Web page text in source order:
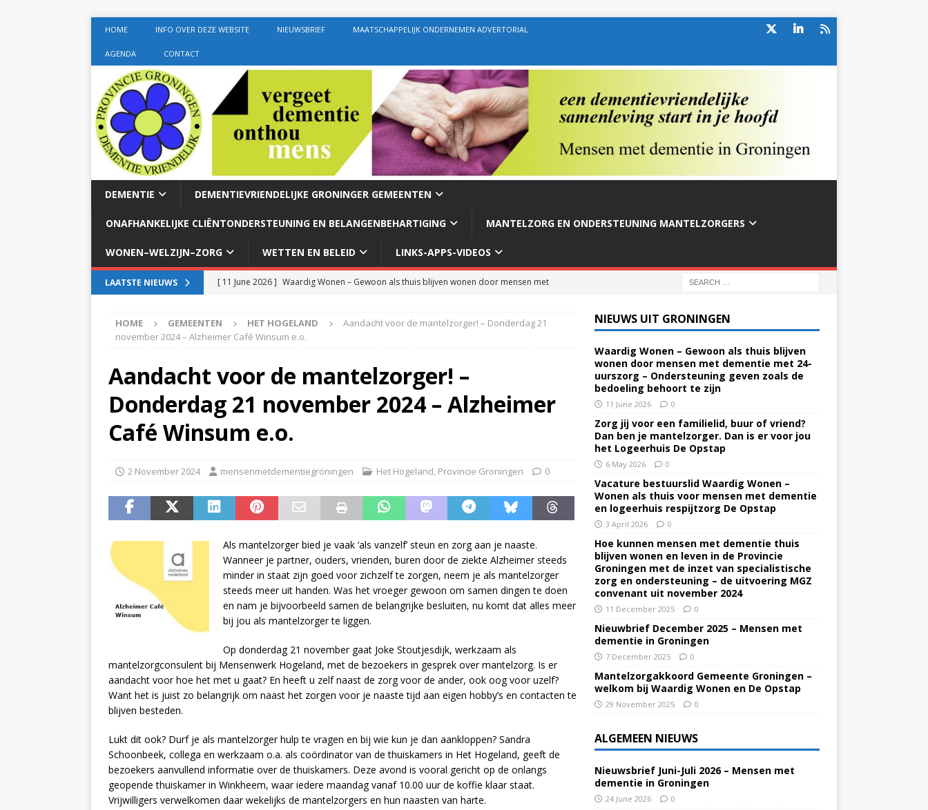
HOME INFO OVER DEZE WEBSITE NIEUWSBRIEF MAATSCHAPPELIJK ONDERNEMEN ADVERTORIAL
AGENDA CONTACT
DEMENTIE DEMENTIEVRIENDELIJKE GRONINGER GEMEENTEN
ONAFHANKELIJKE CLIËNTONDERSTEUNING EN BELANGENBEHARTIGING MANTELZORG EN ONDERSTEUNING MANTELZORGERS
WONEN–WELZIJN–ZORG WETTEN EN BELEID LINKS-APPS-VIDEOS
LAATSTE NIEUWS [ 11 June 2026 ] Waardig Wonen – Gewoon als thuis blijven wonen door mensen met
APPINGEDAM
is er voor jou het Logeerhuis De Opstap
GRONINGEN
[ 3 May 2026 ] Nieuwsbrief Mei 2026 – Mensen met dementie in Groningen
ALGEMEEN
ALGEMEEN NIEUWS
ALGEMEEN NIEUWS
HOME GEMEENTEN HET HOGELAND
Aandacht voor de mantelzorger! – Donderdag 21
november 2024 – Alzheimer Café Winsum e.o.
Aandacht voor de mantelzorger! –
Donderdag 21 november 2024 – Alzheimer
Café Winsum e.o.
2 November 2024 mensenmetdementiegroningen Het Hogeland Provincie Groningen 0
Als mantelzorger bied je vaak ‘als vanzelf’ steun en zorg aan je naaste.
Wanneer je partner, ouders, vrienden, buren door de ziekte Alzheimer steeds
minder in staat zijn goed voor zichzelf te zorgen, neem je als mantelzorger
steeds meer uit handen. Was het vroeger gewoon om samen dingen te doen
en nam je bijvoorbeeld samen de belangrijke besluiten, nu komt dat alles meer
bij jou als mantelzorger te liggen.
Op donderdag 21 november gaat Joke Stoutjesdijk, werkzaam als
mantelzorgconsulent bij Mensenwerk Hogeland, met de bezoekers in gesprek over mantelzorg. Is er
aandacht voor hoe het met u gaat? En heeft u zelf naast de zorg voor de ander, ook oog voor uzelf?
Want het is juist zo belangrijk om naast het zorgen voor je naaste tijd aan eigen hobby’s en contacten te
blijven besteden.
Lukt dit ook? Durf je als mantelzorger hulp te vragen en bij wie kun je dan aankloppen? Sandra
Schoonbeek, collega en werkzaam o.a. als coördinator van de thuiskamers in Het Hogeland, geeft de
bezoekers aanvullend informatie over de thuiskamers. Deze avond is vooral gericht op de onlangs
geopende thuiskamer in Winkheem, waar iedere maandag vanaf 10.00 uur de koffie klaar staat.
Vrijwilligers verwelkomen daar wekelijks de mantelzorgers en hun naasten van harte.
NIEUWS UIT GRONINGEN
Waardig Wonen – Gewoon als thuis blijven
wonen door mensen met dementie met 24-
uurszorg – Ondersteuning geven zoals de
bedoeling behoort te zijn
11 June 2026 0
Zorg jij voor een familielid, buur of vriend?
Dan ben je mantelzorger. Dan is er voor jou
het Logeerhuis De Opstap
6 May 2026 0
Vacature bestuurslid Waardig Wonen –
Wonen als thuis voor mensen met dementie
en logeerhuis respijtzorg De Opstap
3 April 2026 0
Hoe kunnen mensen met dementie thuis
blijven wonen en leven in de Provincie
Groningen met de inzet van specialistische
zorg en ondersteuning – de uitvoering MGZ
convenant uit november 2024
11 December 2025 0
Nieuwbrief December 2025 – Mensen met
dementie in Groningen
7 December 2025 0
Mantelzorgakkoord Gemeente Groningen –
welkom bij Waardig Wonen en De Opstap
29 November 2025 0
ALGEMEEN NIEUWS
Nieuwsbrief Juni-Juli 2026 – Mensen met
dementie in Groningen
24 June 2026 0